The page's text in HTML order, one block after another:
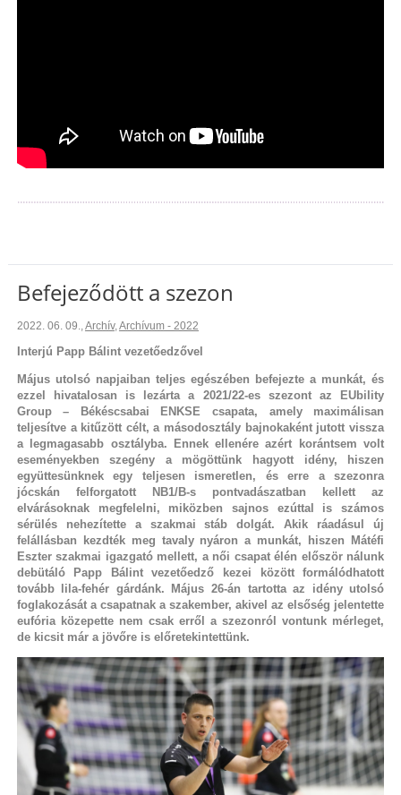
Befejeződött a szezon
2022. 06. 09.,Archív,Archívum - 2022
Interjú Papp Bálint vezetőedzővel
Május utolsó napjaiban teljes egészében befejezte a munkát, és
ezzel hivatalosan is lezárta a 2021/22-es szezont az EUbility
Group – Békéscsabai ENKSE csapata, amely maximálisan
teljesítve a kitűzött célt, a másodosztály bajnokaként jutott vissza
a legmagasabb osztályba. Ennek ellenére azért korántsem volt
eseményekben szegény a mögöttünk hagyott idény, hiszen
együttesünknek egy teljesen ismeretlen, és erre a szezonra
jócskán felforgatott NB1/B-s pontvadászatban kellett az
elvárásoknak megfelelni, miközben sajnos ezúttal is számos
sérülés nehezítette a szakmai stáb dolgát. Akik ráadásul új
felállásban kezdték meg tavaly nyáron a munkát, hiszen Mátéfi
Eszter szakmai igazgató mellett, a női csapat élén először nálunk
debütáló Papp Bálint vezetőedző kezei között formálódhatott
tovább lila-fehér gárdánk. Május 26-án tartotta az idény utolsó
foglakozását a csapatnak a szakember, akivel az elsőség jelentette
eufória közepette nem csak erről a szezonról vontunk mérleget,
de kicsit már a jövőre is előretekintettünk.